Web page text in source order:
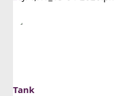
Tank